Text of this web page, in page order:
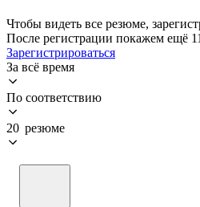
Чтобы видеть все резюме,
После регистрации покажем ещё
Зарегистрироваться
За всё время
По соответствию
20 резюме